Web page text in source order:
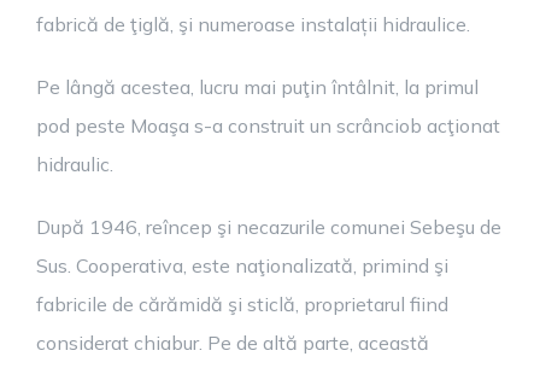
fabrică de ţiglă, şi numeroase instalații hidraulice.
Pe lângă acestea, lucru mai puţin întâlnit, la primul
pod peste Moaşa s-a construit un scrânciob acţionat
hidraulic.
După 1946, reîncep şi necazurile comunei Sebeşu de
Sus. Cooperativa, este naţionalizată, primind şi
fabricile de cărămidă şi sticlă, proprietarul fiind
considerat chiabur. Pe de altă parte, această